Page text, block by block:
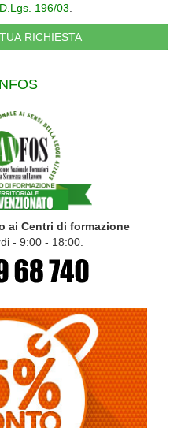
196/03
ai Centri di formazione
- 9:00 - 18:00.